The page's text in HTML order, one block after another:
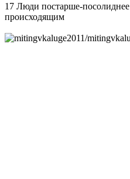
17 Люди постарше-
происходящим